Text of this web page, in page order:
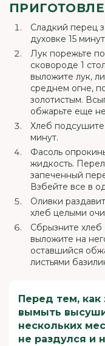
Сладкий перец
духовке 15
Лук порежьте
сковороде 1
выложите лук,
среднем огне,
золотистым.
обжарьте еще
Хлеб подсушите
минут.
Фасоль
жидкость.
запеченный
Взбейте все в
Оливки
хлеб целыми
Сбрызните
выложите на
оставшийся
листьями
Перед тем, как
вымыть
нескольких
не раздулся и